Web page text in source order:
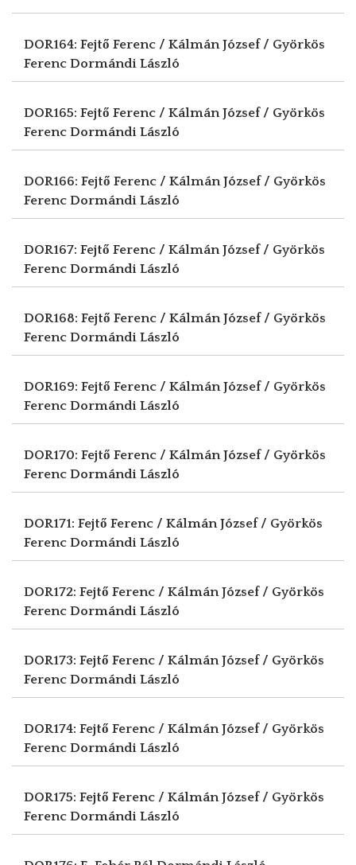
DOR164: Fejtő Ferenc / Kálmán József / Györkös
Ferenc Dormándi László
DOR165: Fejtő Ferenc / Kálmán József / Györkös
Ferenc Dormándi László
DOR166: Fejtő Ferenc / Kálmán József / Györkös
Ferenc Dormándi László
DOR167: Fejtő Ferenc / Kálmán József / Györkös
Ferenc Dormándi László
DOR168: Fejtő Ferenc / Kálmán József / Györkös
Ferenc Dormándi László
DOR169: Fejtő Ferenc / Kálmán József / Györkös
Ferenc Dormándi László
DOR170: Fejtő Ferenc / Kálmán József / Györkös
Ferenc Dormándi László
DOR171: Fejtő Ferenc / Kálmán József / Györkös
Ferenc Dormándi László
DOR172: Fejtő Ferenc / Kálmán József / Györkös
Ferenc Dormándi László
DOR173: Fejtő Ferenc / Kálmán József / Györkös
Ferenc Dormándi László
DOR174: Fejtő Ferenc / Kálmán József / Györkös
Ferenc Dormándi László
DOR175: Fejtő Ferenc / Kálmán József / Györkös
Ferenc Dormándi László